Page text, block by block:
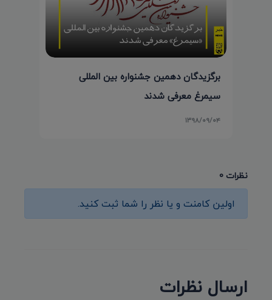
برگزیدگان دهمین جشنواره بین المللی
سیمرغ معرفی شدند
۱۳۹۸/۰۹/۰۴
نظرات 0
اولین کامنت و یا نظر را شما ثبت کنید.
ارسال نظرات